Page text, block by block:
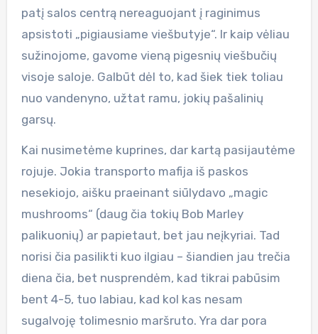
patį salos centrą nereaguojant į raginimus
apsistoti „pigiausiame viešbutyje“. Ir kaip vėliau
sužinojome, gavome vieną pigesnių viešbučių
visoje saloje. Galbūt dėl to, kad šiek tiek toliau
nuo vandenyno, užtat ramu, jokių pašalinių
garsų.
Kai nusimetėme kuprines, dar kartą pasijautėme
rojuje. Jokia transporto mafija iš paskos
nesekiojo, aišku praeinant siūlydavo „magic
mushrooms“ (daug čia tokių Bob Marley
palikuonių) ar papietaut, bet jau neįkyriai. Tad
norisi čia pasilikti kuo ilgiau – šiandien jau trečia
diena čia, bet nusprendėm, kad tikrai pabūsim
bent 4-5, tuo labiau, kad kol kas nesam
sugalvoję tolimesnio maršruto. Yra dar pora